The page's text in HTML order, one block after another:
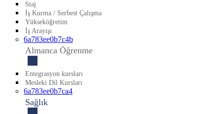
Staj
İş Kurma / Serbest Çalışma
Yükseköğretim
İş Arayışı
6a783ee0b7c4b
Almanca Öğrenme
Entegrasyon kursları
Mesleki Dil Kursları
6a783ee0b7ca4
Sağlık